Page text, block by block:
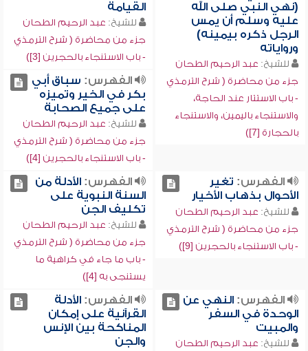
(نهي النبي صلى الله
عليه وسلم أن يمس
الرجل ذكره بيمينه)
ورواياته
للشيخ: عبد الرحيم الطحان
جزء من محاضرة ( شرح الترمذي
- باب الاستتار عند الحاجة،
والاستنجاء باليمين، والاستنجاء
بالحجارة [7])
القيامة
للشيخ: عبد الرحيم الطحان
جزء من محاضرة ( شرح الترمذي
- باب الاستنجاء بالحجرين [3])
الفهرس: سباق أبي
بكر في الخير وتميزه
على جميع الصحابة
للشيخ: عبد الرحيم الطحان
جزء من محاضرة ( شرح الترمذي
- باب الاستنجاء بالحجرين [4])
الفهرس: تغير
الأحوال بذهاب الأخيار
للشيخ: عبد الرحيم الطحان
جزء من محاضرة ( شرح الترمذي
- باب الاستنجاء بالحجرين [9])
الفهرس:الأدلة من
السنة النبوية على
تكليف الجن
للشيخ: عبد الرحيم الطحان
جزء من محاضرة ( شرح الترمذي
- باب ما جاء في كراهية ما
يستنجى به [4])
الفهرس:النهي عن
الوحدة في السفر
والمبيت
للشيخ: عبد الرحيم الطحان
الفهرس:الأدلة
القرآنية على إمكان
المناكحة بين الإنس
والجن